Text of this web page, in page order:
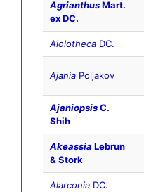
AgrianthusMart.
ex DC.
Aiolotheca DC.
Ajania Poljakov
AjaniopsisC.
Shih
Akeassia Lebrun
& Stork
Alarconia DC.